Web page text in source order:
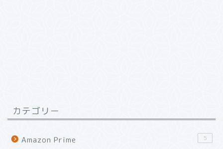
カテゴリー
Amazon Prime 5